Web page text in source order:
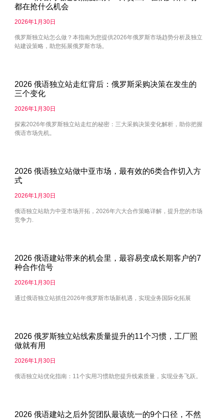
都在抢什么机会
2026年1月30日
俄罗斯独立站怎么做？本指南为您提供2026年俄罗斯市场趋势分析及独立
站建设策略，助您拓展俄罗斯市场。
2026 俄语独立站走红背后：俄罗斯采购决策在发生的
三个变化
2026年1月30日
探索2026年俄罗斯独立站走红的秘密：三大采购决策变化解析，助你把握
俄语市场先机。
2026 俄语独立站做中亚市场，最有效的6类合作切入方
式
2026年1月30日
俄语独立站助力中亚市场开拓，2026年六大合作策略详解，提升您的市场
竞争力.
2026 俄语建站带来的机会里，最容易变成长期客户的7
种合作信号
2026年1月30日
通过俄语独立站抓住2026年俄罗斯市场新机遇，实现业务国际化拓展
2026 俄罗斯独立站线索质量提升的11个习惯，工厂照
做就有用
2026年1月30日
俄语独立站优化指南：11个实用习惯助您提升线索质量，实现业务飞跃。
2026 俄语建站之后外贸团队最该统一的9个口径，不然